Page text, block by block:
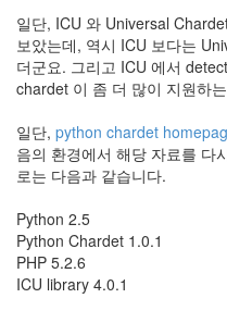
일단, ICU 와 Universal
보았는데, 역시 ICU 보다는
더군요. 그리고 ICU 에서
chardet 이 좀 더 많이 지원하
일단, python chardet
음의 환경에서 해당 자료를 다
로는 다음과 같습니다.
Python 2.5
Python Chardet 1.0.1
PHP 5.2.6
ICU library 4.0.1
Notices
Find!
전
체
192
절
주
절
30